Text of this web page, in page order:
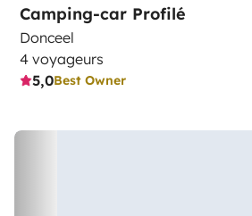
Camping-car Profilé
Donceel
4 voyageurs
5,0Best Owner